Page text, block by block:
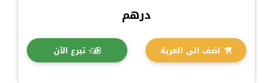
درهم
اضف الى العربة تبرع الآن